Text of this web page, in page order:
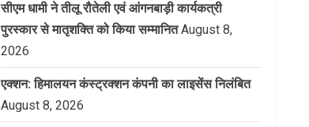
सीएम धामी ने तीलू रौतेली एवं आंगनबाड़ी कार्यकत्री
पुरस्कार से मातृशक्ति को किया सम्मानित August 8,
2026
एक्शन: हिमालयन कंस्ट्रक्शन कंपनी का लाइसेंस निलंबित
August 8, 2026